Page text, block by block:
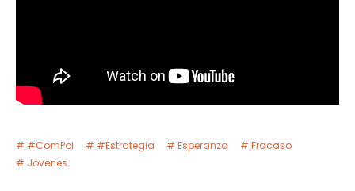
#ComPol #Estrategia Esperanza
Fracaso
Jovenes